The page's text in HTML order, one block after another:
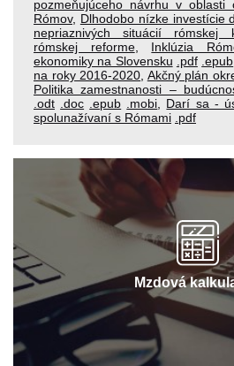
pozmeňujúceho návrhu v oblasti
Rómov, Dlhodobo nízke investície
nepriaznivých situácií rómskej
rómskej reforme, Inklúzia
ekonomiky na Slovensku
.pdf .epub
na roky 2016-2020 Akčný plán
Politika zamestnanosti –
.odt
.doc .epub .mobi
Darí sa -
spolunažívaní s Rómami .pdf
Mzdová